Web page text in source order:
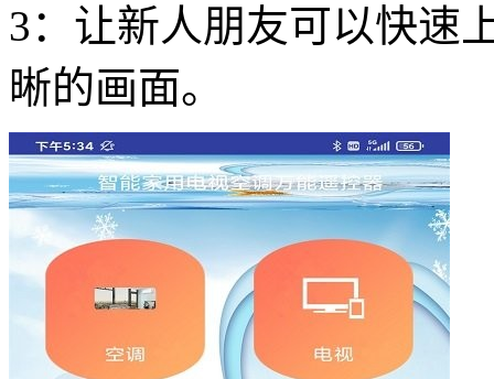
3：让新人朋友可以快速
晰的画面。